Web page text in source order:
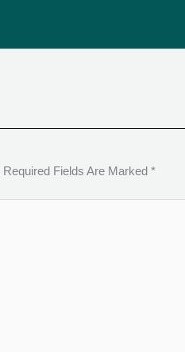
Required Fields Are Marked *